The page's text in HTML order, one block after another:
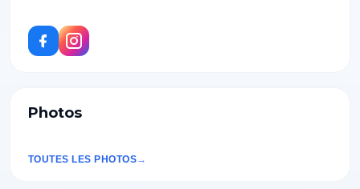
Photos
TOUTES LES PHOTOS